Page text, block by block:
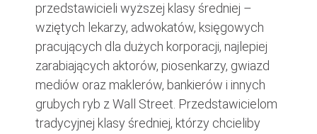
przedstawicieli wyższej klasy średniej –
wziętych lekarzy, adwokatów, księgowych
pracujących dla dużych korporacji, najlepiej
zarabiających aktorów, piosenkarzy, gwiazd
mediów oraz maklerów, bankierów i innych
grubych ryb z Wall Street. Przedstawicielom
tradycyjnej klasy średniej, którzy chcieliby